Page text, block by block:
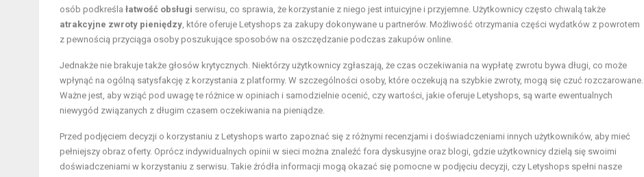
osób podkreśla łatwość obsługi serwisu, co sprawia, że korzystanie z niego jest intuicyjne i przyjemne. Użytkownicy często chwalą także
atrakcyjne zwroty pieniędzy, które oferuje Letyshops za zakupy dokonywane u partnerów. Możliwość otrzymania części wydatków z powrotem
z pewnością przyciąga osoby poszukujące sposobów na oszczędzanie podczas zakupów online.
Jednakże nie brakuje także głosów krytycznych. Niektórzy użytkownicy zgłaszają, że czas oczekiwania na wypłatę zwrotu bywa długi, co może
wpłynąć na ogólną satysfakcję z korzystania z platformy. W szczególności osoby, które oczekują na szybkie zwroty, mogą się czuć rozczarowane.
Ważne jest, aby wziąć pod uwagę te różnice w opiniach i samodzielnie ocenić, czy wartości, jakie oferuje Letyshops, są warte ewentualnych
niewygód związanych z długim czasem oczekiwania na pieniądze.
Przed podjęciem decyzji o korzystaniu z Letyshops warto zapoznać się z różnymi recenzjami i doświadczeniami innych użytkowników, aby mieć
pełniejszy obraz oferty. Oprócz indywidualnych opinii w sieci można znaleźć fora dyskusyjne oraz blogi, gdzie użytkownicy dzielą się swoimi
doświadczeniami w korzystaniu z serwisu. Takie źródła informacji mogą okazać się pomocne w podjęciu decyzji, czy Letyshops spełni nasze